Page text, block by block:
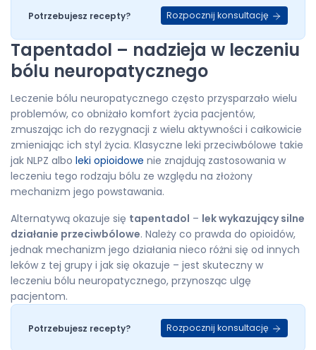
Potrzebujesz recepty? Rozpocznij konsultację
Tapentadol – nadzieja w leczeniu
bólu neuropatycznego
Leczenie bólu neuropatycznego często przysparzało wielu
problemów, co obniżało komfort życia pacjentów,
zmuszając ich do rezygnacji z wielu aktywności i całkowicie
zmieniając ich styl życia. Klasyczne leki przeciwbólowe takie
jak NLPZ albo leki opioidowe nie znajdują zastosowania w
leczeniu tego rodzaju bólu ze względu na złożony
mechanizm jego powstawania.
Alternatywą okazuje się tapentadol – lek wykazujący silne
działanie przeciwbólowe. Należy co prawda do opioidów,
jednak mechanizm jego działania nieco różni się od innych
leków z tej grupy i jak się okazuje – jest skuteczny w
leczeniu bólu neuropatycznego, przynosząc ulgę
pacjentom.
Potrzebujesz recepty? Rozpocznij konsultację